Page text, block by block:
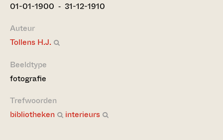
01-01-1900 ‐ 31-12-1910
Auteur
Tollens H.J.
Beeldtype
fotografie
Trefwoorden
bibliotheken
interieurs